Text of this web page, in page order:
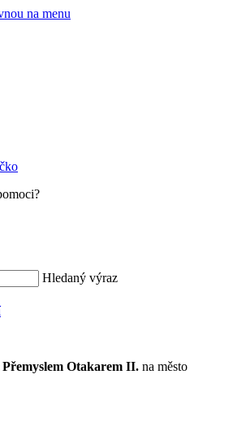
na menu
Hledaný výraz
Přemyslem Otakarem II. na město